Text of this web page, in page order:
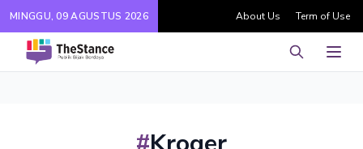
MINGGU, 09 AGUSTUS 2026 About Us Term of Use
Pencarian